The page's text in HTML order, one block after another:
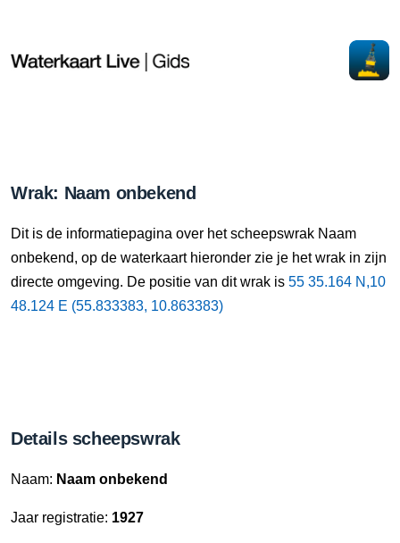
Wrak: Naam onbekend
Dit is de informatiepagina over het scheepswrak Naam
onbekend, op de waterkaart hieronder zie je het wrak in zijn
directe omgeving. De positie van dit wrak is 55 35.164 N,10
48.124 E (55.833383, 10.863383)
Details scheepswrak
Naam: Naam onbekend
Jaar registratie: 1927